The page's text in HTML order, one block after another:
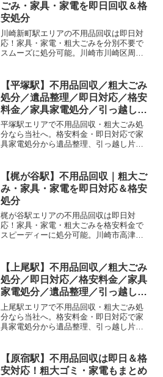
ごみ・家具・家電を即日回収＆格
安処分
川崎新町駅エリアの不用品回収は即日対
応！家具・家電・粗大ごみを分別不要で
スムーズに処分可能。川崎市川崎区周辺
【平塚駅】不用品回収／粗大ごみ
処分／遺品整理／即日対応／格安
料金／家具家電処分／引っ越し片
付け
平塚駅エリアで不用品回収・粗大ごみ処
分なら当社へ。格安料金・即日対応で家
具家電処分から遺品整理、引っ越し片付
【梶が谷駅】不用品回収｜粗大ご
み・家具・家電を即日対応＆格安
処分
梶が谷駅エリアの不用品回収は即日対
応！家具・家電・粗大ごみを格安料金で
スピーディーに処分可能。川崎市高津
【上尾駅】不用品回収／粗大ごみ
処分／即日対応／格安料金／家具
家電処分／遺品整理／引っ越し片
付け
上尾駅エリアで不用品回収・粗大ごみ処
分なら当社へ。格安料金・即日対応で家
具家電処分から遺品整理、引っ越し片付
【原宿駅】不用品回収は即日＆格
安対応！粗大ゴミ・家電もまとめ